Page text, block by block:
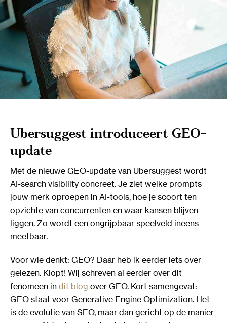
Ubersuggest introduceert GEO-
update
Met de nieuwe GEO-update van Ubersuggest wordt
AI-search visibility concreet. Je ziet welke prompts
jouw merk oproepen in AI-tools, hoe je scoort ten
opzichte van concurrenten en waar kansen blijven
liggen. Zo wordt een ongrijpbaar speelveld ineens
meetbaar.
Voor wie denkt: GEO? Daar heb ik eerder iets over
gelezen. Klopt! Wij schreven al eerder over dit
fenomeen in dit blog over GEO. Kort samengevat:
GEO staat voor Generative Engine Optimization. Het
is de evolutie van SEO, maar dan gericht op de manier